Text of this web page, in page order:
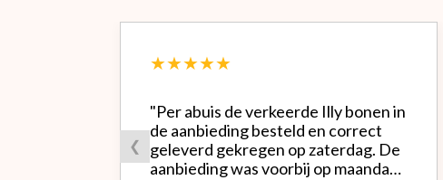
❮
★★★★★
"Per abuis de verkeerde Illy bonen in
de aanbieding besteld en correct
geleverd gekregen op zaterdag. De
aanbieding was voorbij op maandag